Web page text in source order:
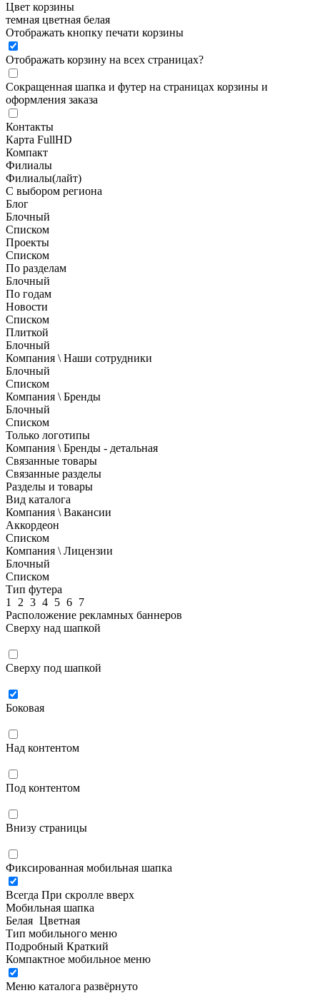
Цвет корзины
темная цветная белая
Отображать кнопку печати корзины
Отображать корзину на всех страницах?
Сокращенная шапка и футер на страницах корзины и
оформления заказа
Контакты
Карта FullHD
Компакт
Филиалы
Филиалы(лайт)
С выбором региона
Блог
Блочный
Списком
Проекты
Списком
По разделам
Блочный
По годам
Новости
Списком
Плиткой
Блочный
Компания \ Наши сотрудники
Блочный
Списком
Компания \ Бренды
Блочный
Списком
Только логотипы
Компания \ Бренды - детальная
Связанные товары
Связанные разделы
Разделы и товары
Вид каталога
Компания \ Вакансии
Аккордеон
Списком
Компания \ Лицензии
Блочный
Списком
Тип футера
1
2 3 4 5 6 7
Расположение рекламных баннеров
Сверху над шапкой
Сверху под шапкой
Боковая
Над контентом
Под контентом
Внизу страницы
Фиксированная мобильная шапка
Всегда При скролле вверх
Мобильная шапка
Белая Цветная
Тип мобильного меню
Подробный Краткий
Компактное мобильное меню
Меню каталога развёрнуто